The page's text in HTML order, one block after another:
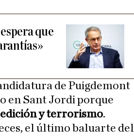
que
de Puigdemont
en Sant Jordi porque
y terrorismo.
el último baluarte del